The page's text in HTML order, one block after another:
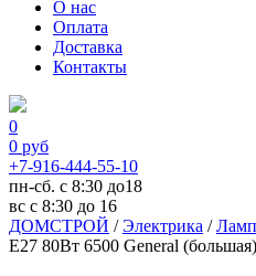
О нас
Оплата
Доставка
Контакты
0
0 руб
+7-916-444-55-10
пн-сб. с 8:30 до18
вс с 8:30 до 16
ДОМСТРОЙ /Электрика /
E27 80Вт 6500 General (большая)